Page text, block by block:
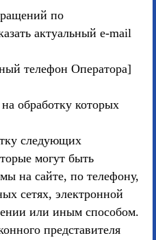
по
актуальный e-mail
телефон Оператора]
обработку которых
следующих
могут быть
на сайте, по телефону,
сетях, электронной
или иным способом.
представителя